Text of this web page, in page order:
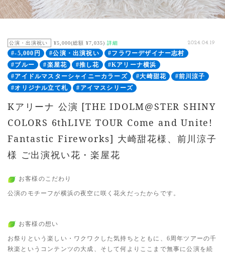
公演・出演祝い ¥5,000(総額 ¥7,035) 詳細 2024.04.19
#-5,000円 #公演・出演祝い
#フラワーデザイナー志村
#ブルー
#楽屋花 #推し花
#Kアリーナ横浜
#アイドルマスターシャイニーカラーズ
#大崎甜花
#前川涼子
#オリジナル立て札
#アイマスシリーズ
Kアリーナ 公演 [THE IDOLM@STER SHINY
COLORS 6thLIVE TOUR Come and Unite!
Fantastic Fireworks] 大崎甜花様、前川涼子
様 ご出演祝い花・楽屋花
お客様のこだわり
公演のモチーフが横浜の夜空に咲く花火だったからです。
お客様の想い
お祭りという楽しい・ワクワクした気持ちとともに、6周年ツアーの千
秋楽というコンテンツの大成、そして何よりここまで無事に公演を続